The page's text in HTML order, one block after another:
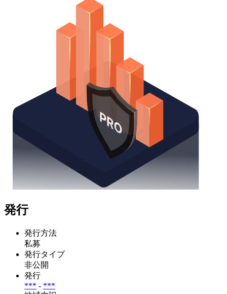
発行
発行方法
私募
発行タイプ
非公開
発行
*** - ***